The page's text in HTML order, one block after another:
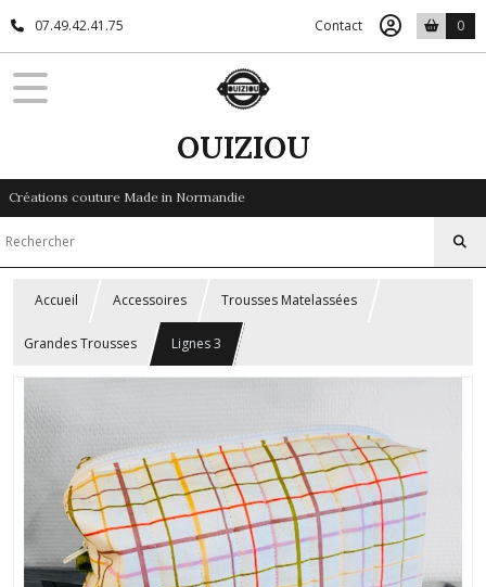
07.49.42.41.75 Contact 0
OUIZIOU
Créations couture Made in Normandie
Accueil Accessoires Trousses Matelassées
Grandes Trousses Lignes 3